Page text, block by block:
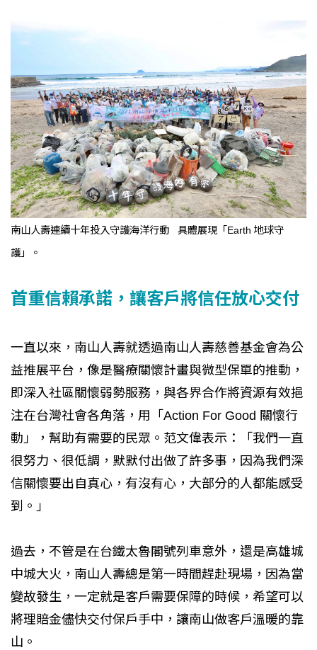
南山人壽連續十年投入守護海洋行動 具體展現「Earth 地球守
護」。
首重信賴承諾，讓客戶將信任放心交付
一直以來，南山人壽就透過南山人壽慈善基金會為公
益推展平台，像是醫療關懷計畫與微型保單的推動，
即深入社區關懷弱勢服務，與各界合作將資源有效挹
注在台灣社會各角落，用「Action For Good 關懷行
動」，幫助有需要的民眾。范文偉表示：「我們一直
很努力、很低調，默默付出做了許多事，因為我們深
信關懷要出自真心，有沒有心，大部分的人都能感受
到。」
過去，不管是在台鐵太魯閣號列車意外，還是高雄城
中城大火，南山人壽總是第一時間趕赴現場，因為當
變故發生，一定就是客戶需要保障的時候，希望可以
將理賠金儘快交付保戶手中，讓南山做客戶溫暖的靠
山。